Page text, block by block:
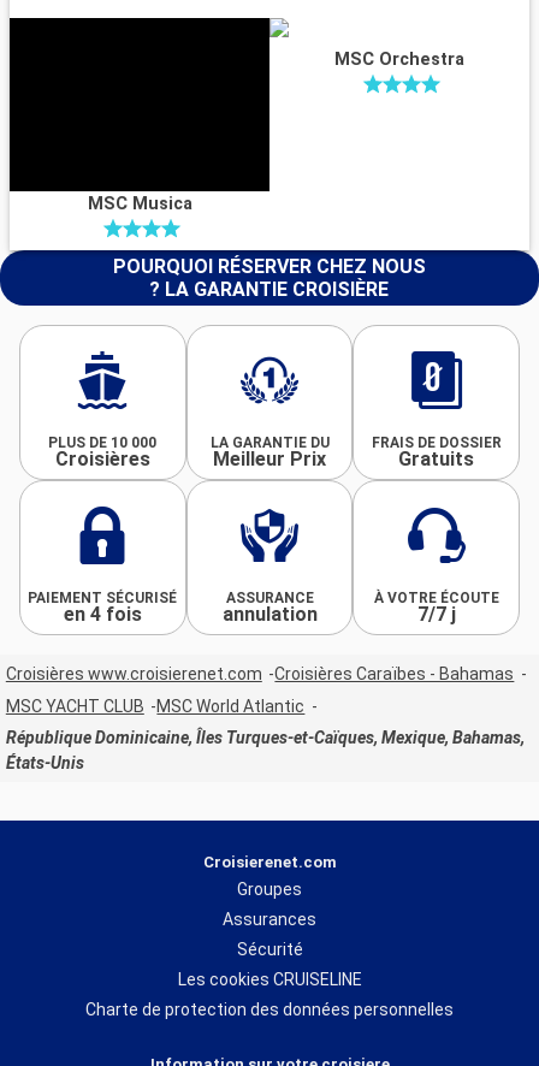
MSC Musica
MSC Orchestra
POURQUOI RÉSERVER CHEZ NOUS
? LA GARANTIE CROISIÈRE
PLUS DE 10 000
Croisières
LA GARANTIE DU
Meilleur Prix
FRAIS DE DOSSIER
Gratuits
PAIEMENT SÉCURISÉ
en 4 fois
ASSURANCE
annulation
À VOTRE ÉCOUTE
7/7 j
Croisières www.croisierenet.com
Croisières Caraïbes - Bahamas
MSC YACHT CLUB
MSC World Atlantic
République Dominicaine, Îles Turques-et-Caïques, Mexique, Bahamas,
États-Unis
Croisierenet.com
Groupes
Assurances
Sécurité
Les cookies CRUISELINE
Charte de protection des données personnelles